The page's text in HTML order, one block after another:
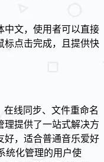
中文，使用者可以直接
标点击完成，且提供快
在线同步、文件重命名
理提供了一站式解决方
好，适合普通音乐爱好
统化管理的用户使